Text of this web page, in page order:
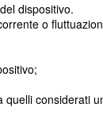
dispositivo.
o
considerati